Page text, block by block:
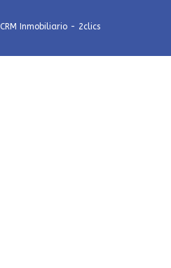
CRM Inmobiliario - 2clics